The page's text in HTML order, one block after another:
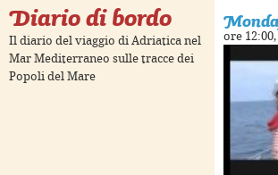
purposes only For development
Diario di bordo
Il diario del viaggio di Adriatica nel
Mar Mediterraneo sulle tracce dei
Popoli del Mare
ore